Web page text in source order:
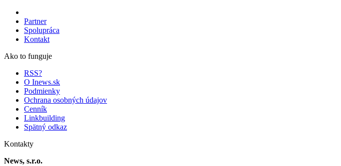
Partner
Spolupráca
Kontakt
Ako to funguje
RSS?
O Inews.sk
Podmienky
Ochrana osobných údajov
Cenník
Linkbuilding
Spätný odkaz
Kontakty
News, s.r.o.